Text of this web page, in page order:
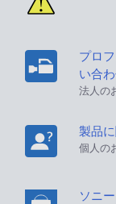
プロ
い合
法人の
製品
個人の
ソニ